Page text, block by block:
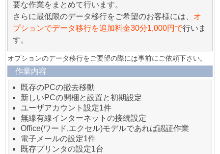
要な作業をまとめて行います。
さらに最低限のデータ移行をご希望のお客様には、 オ
プションでデータ移行を追加料金30分1,000円で行いま
す。
オプションのデータ移行をご要望の際には事前にご依頼下さい。
作業内容
既存のPCの撤去移動
新しいPCの開梱と設置と初期設定
ユーザアカウント設定1件
無線有線インターネットの接続設定
Office(ワード,エクセル)モデルであれば認証作業
電子メールの設定1件
既存プリンタの設定1台